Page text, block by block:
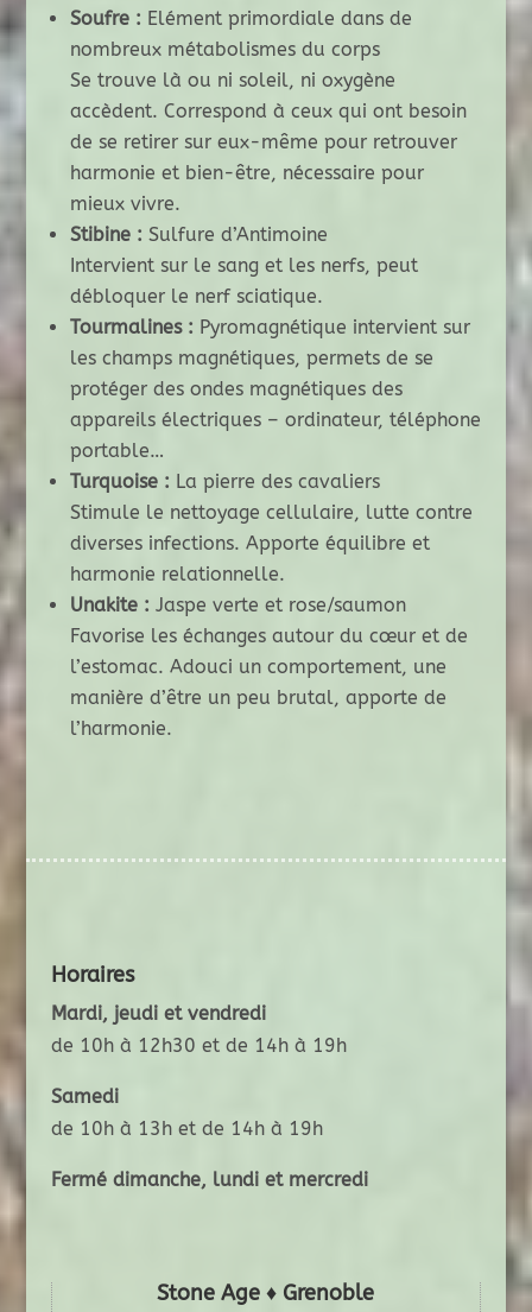
Soufre : Elément primordiale dans de
nombreux métabolismes du corps
Se trouve là ou ni soleil, ni oxygène
accèdent. Correspond à ceux qui ont besoin
de se retirer sur eux-même pour retrouver
harmonie et bien-être, nécessaire pour
mieux vivre.
Stibine : Sulfure d’Antimoine
Intervient sur le sang et les nerfs, peut
débloquer le nerf sciatique.
Tourmalines : Pyromagnétique intervient sur
les champs magnétiques, permets de se
protéger des ondes magnétiques des
appareils électriques – ordinateur, téléphone
portable…
Turquoise : La pierre des cavaliers
Stimule le nettoyage cellulaire, lutte contre
diverses infections. Apporte équilibre et
harmonie relationnelle.
Unakite : Jaspe verte et rose/saumon
Favorise les échanges autour du cœur et de
l’estomac. Adouci un comportement, une
manière d’être un peu brutal, apporte de
l’harmonie.
Horaires
Mardi, jeudi et vendredi
de 10h à 12h30 et de 14h à 19h
Samedi
de 10h à 13h et de 14h à 19h
Fermé dimanche, lundi et mercredi
Stone Age ♦ Grenoble